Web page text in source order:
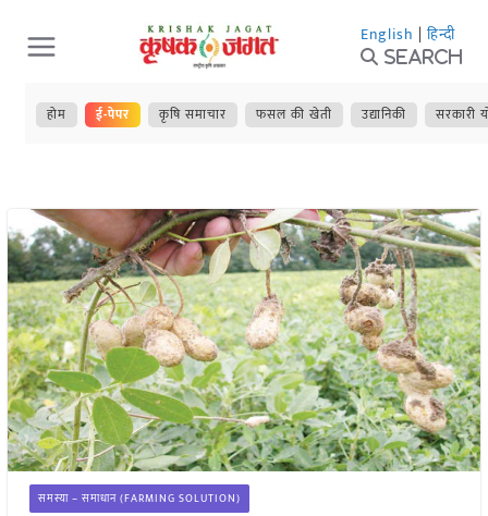
Skip
to
content
English | हिन्दी
Search
होम ई-पेपर कृषि समाचार फसल की खेती उद्यानिकी सरकारी
समस्या – समाधान (FARMING SOLUTION)